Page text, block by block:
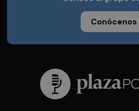
Conócenos